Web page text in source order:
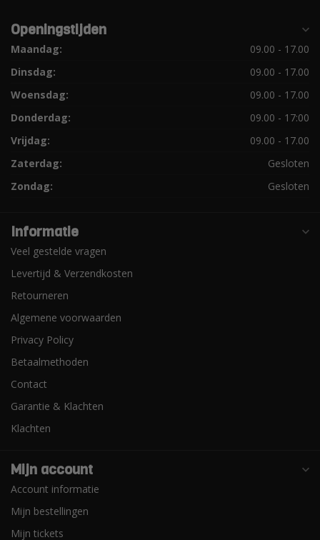
Openingstijden
Maandag:
09.00 - 17.00
Dinsdag:
09.00 - 17.00
Woensdag:
09.00 - 17.00
Donderdag:
09.00 - 17:00
Vrijdag:
09.00 - 17.00
Zaterdag:
Gesloten
Zondag:
Gesloten
Informatie
Veel gestelde vragen
Levertijd & Verzendkosten
Retourneren
Algemene voorwaarden
Privacy Policy
Betaalmethoden
Contact
Garantie & Klachten
Klachten
Mijn account
Account informatie
Mijn bestellingen
Mijn tickets